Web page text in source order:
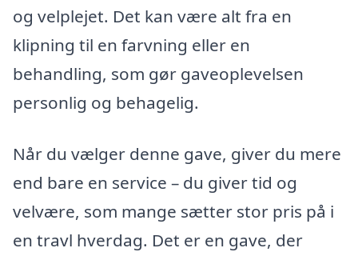
og velplejet. Det kan være alt fra en
klipning til en farvning eller en
behandling, som gør gaveoplevelsen
personlig og behagelig.
Når du vælger denne gave, giver du mere
end bare en service – du giver tid og
velvære, som mange sætter stor pris på i
en travl hverdag. Det er en gave, der